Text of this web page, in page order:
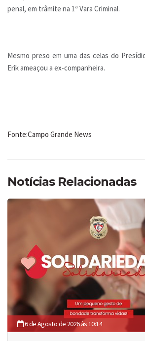
penal, em trâmite na 1ª Vara Criminal.
Mesmo preso em uma das celas do
Erik ameaçou a ex-companheira.
Fonte:Campo Grande News
Notícias Relacionadas
6 de Agosto de 2026 às 10:14